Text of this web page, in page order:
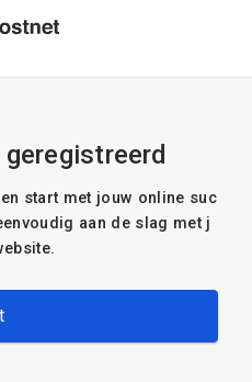
start met jouw online suc
aan de slag met j